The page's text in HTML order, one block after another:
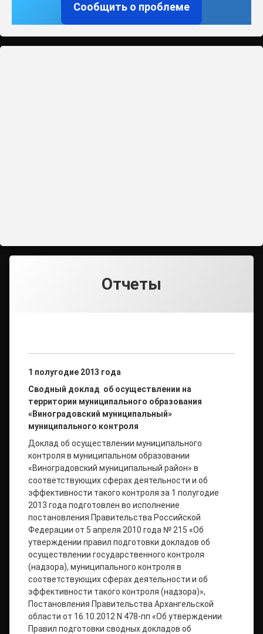
Сообщить о проблеме
Отчеты
1 полугодие 2013 года
Сводный доклад об осуществлении на
территории муниципального образования
«Виноградовский муниципальный»
муниципального контроля
Доклад об осуществлении муниципального
контроля в муниципальном образовании
«Виноградовский муниципальный район» в
соответствующих сферах деятельности и об
эффективности такого контроля за 1 полугодие
2013 года подготовлен во исполнение
постановления Правительства Российской
Федерации от 5 апреля 2010 года № 215 «Об
утверждении правил подготовки докладов об
осуществлении государственного контроля
(надзора), муниципального контроля в
соответствующих сферах деятельности и об
эффективности такого контроля (надзора)»,
Постановления Правительства Архангельской
области от 16.10.2012 N 478-пп «Об утверждении
Правил подготовки сводных докладов об